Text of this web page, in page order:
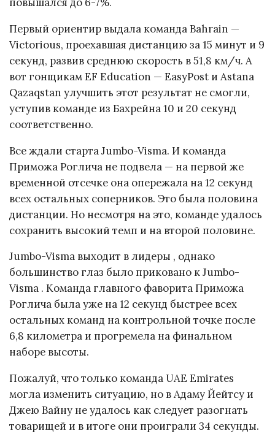
Первый ориентир выдала команда Bahrain —
Victorious, проехавшая дистанцию за 15 минут и 9
секунд, развив среднюю скорость в 51,8 км/ч. А
вот гонщикам EF Education — EasyPost и Astana
Qazaqstan улучшить этот результат не смогли,
уступив команде из Бахрейна 10 и 20 секунд
соответственно.
Все ждали старта Jumbo-Visma. И команда
Приможа Роглича не подвела — на первой же
временной отсечке она опережала на 12 секунд
всех остальных соперников. Это была половина
дистанции. Но несмотря на это, команде удалось
сохранить высокий темп и на второй половине.
Jumbo-Visma выходит в лидеры , однако
большинство глаз было приковано к Jumbo-
Visma . Команда главного фаворита Приможа
Роглича была уже на 12 секунд быстрее всех
остальных команд на контрольной точке после
6,8 километра и прогремела на финальном
наборе высоты.
Пожалуй, что только команда UAE Emirates
могла изменить ситуацию, но в Адаму Йейтсу и
Джею Вайну не удалось как следует разогнать
товарищей и в итоге они проиграли 34 секунды.